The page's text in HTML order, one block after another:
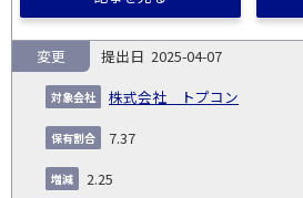
2025-04-07
株式会社 トプコン
変更
7.37
2.25